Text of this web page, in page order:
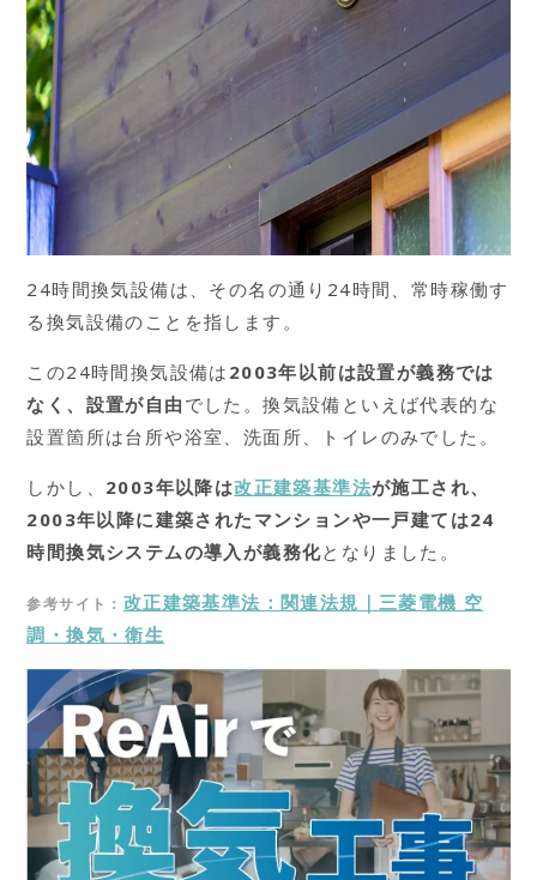
24時間換気設備は、その名の通り24時間、常時稼働す
る換気設備のことを指します。
この24時間換気設備は 2003年以前は設置が義務では
なく、設置が自由 でした。換気設備といえば代表的な
設置箇所は台所や浴室、洗面所、トイレのみでした。
しかし、 2003年以降は改正建築基準法が施工され、
2003年以降に建築されたマンションや一戸建ては24
時間換気システムの導入が義務化となりました。
参考サイト： 改正建築基準法：関連法規｜三菱電機 空
調・換気・衛生